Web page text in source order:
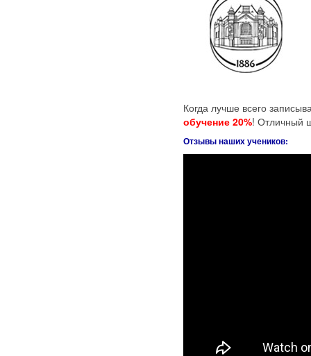
Когда лучше всего
обучение 20%! Отличный
Отзывы наших учеников: